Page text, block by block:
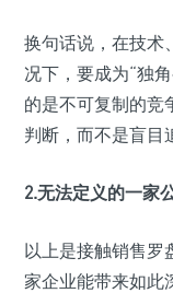
换句话说，在技术
况下，要成为“独
的是不可复制的竞
判断，而不是盲目
2.无法定义的一家
以上是接触销售罗
家企业能带来如此